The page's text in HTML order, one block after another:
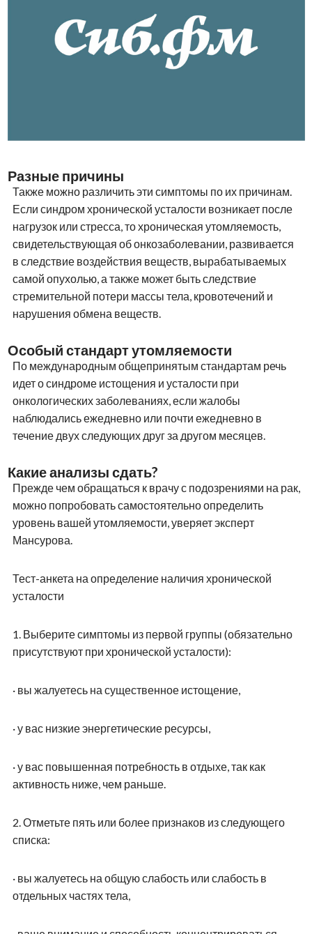
Разные причины
Также можно различить эти симптомы по их причинам.
Если синдром хронической усталости возникает после
нагрузок или стресса, то хроническая утомляемость,
свидетельствующая об онкозаболевании, развивается
в следствие воздействия веществ, вырабатываемых
самой опухолью, а также может быть следствие
стремительной потери массы тела, кровотечений и
нарушения обмена веществ.
Особый стандарт утомляемости
По международным общепринятым стандартам речь
идет о синдроме истощения и усталости при
онкологических заболеваниях, если жалобы
наблюдались ежедневно или почти ежедневно в
течение двух следующих друг за другом месяцев.
Какие анализы сдать?
Прежде чем обращаться к врачу с подозрениями на рак,
можно попробовать самостоятельно определить
уровень вашей утомляемости, уверяет эксперт
Мансурова.
Тест-анкета на определение наличия хронической
усталости
1. Выберите симптомы из первой группы (обязательно
присутствуют при хронической усталости):
· вы жалуетесь на существенное истощение,
·у вас низкие энергетические ресурсы,
·у вас повышенная потребность в отдыхе, так как
активность ниже, чем раньше.
2. Отметьте пять или более признаков из следующего
списка:
· вы жалуетесь на общую слабость или слабость в
отдельных частях тела,